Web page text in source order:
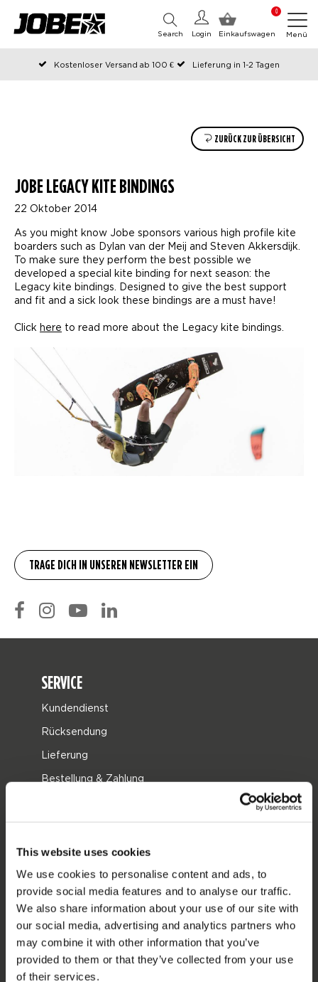
This website uses cookies
We use cookies to personalise content and ads, to
provide social media features and to analyse our traffic.
We also share information about your use of our site with
our social media, advertising and analytics partners who
may combine it with other information that you’ve
provided to them or that they’ve collected from your use
of their services.
0
Einkaufswagen
Login
Search Menü
Kostenloser Versand ab 100 €
Lieferung in 1-2 Tagen
An Werktagen vor 12:00 Uhr bestellt, noch am selben Tag versendet
ZURÜCK ZUR ÜBERSICHT
JOBE LEGACY KITE BINDINGS
22 Oktober 2014
As you might know Jobe sponsors various high profile kite
boarders such as Dylan van der Meij and Steven Akkersdijk.
To make sure they perform the best possible we
developed a special kite binding for next season: the
Legacy kite bindings. Designed to give the best support
and fit and a sick look these bindings are a must have!
Click here to read more about the Legacy kite bindings.
SERVICE
Kundendienst
Rücksendung
Lieferung
Bestellung & Zahlung
Stores in deiner nähe
Ersatzteile
JOBE SPORTS
Über Jobe
Karriere
Jobe Händler werden